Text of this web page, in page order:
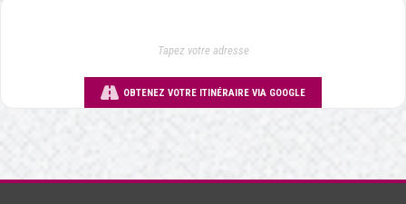
OBTENEZ VOTRE ITINÉRAIRE VIA GOOGLE